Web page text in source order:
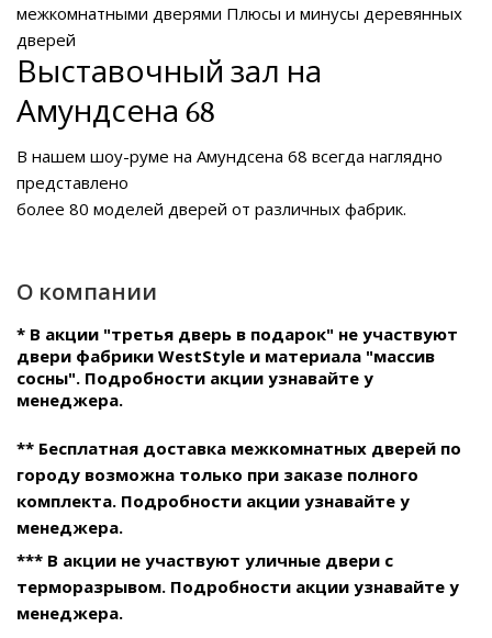
межкомнатными дверями Плюсы и минусы деревянных
дверей
Выставочный зал на
Амундсена 68
В нашем шоу-руме на Амундсена 68 всегда наглядно
представлено
более 80 моделей дверей от различных фабрик.
О компании
* В акции "третья дверь в подарок" не участвуют
двери фабрики WestStyle и материала "массив
сосны". Подробности акции узнавайте у
менеджера.
** Бесплатная доставка межкомнатных дверей по
городу возможна только при заказе полного
комплекта. Подробности акции узнавайте у
менеджера.
*** В акции не участвуют уличные двери с
терморазрывом. Подробности акции узнавайте у
менеджера.